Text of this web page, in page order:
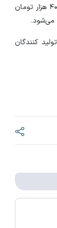
افزایش حجم عرضه‌ها، قیمت‌ها روند کاهشی به خود گرفته‌اند، به عنوان نمونه PVC با قیمت ۴۰۰ هزار تومان
کنندگان